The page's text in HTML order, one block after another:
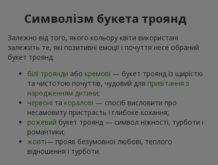
Символізм букета троянд
Залежно від того, якого кольору квіти використані
залежить те, які позитивні емоції і почуття несе обраний
букет троянд:
білі троянди або кремові — букет троянд із щирістю
та чистотою почуттів, чудовий для привітання з
народженням дитини;
червоні та коралові — спосіб висловити про
несамовиту пристрасть і глибоке кохання;
рожевий букет троянд — символ ніжності, турботи і
романтики;
жовті— прояв безумовної любові, теплого
відношення і турботи.